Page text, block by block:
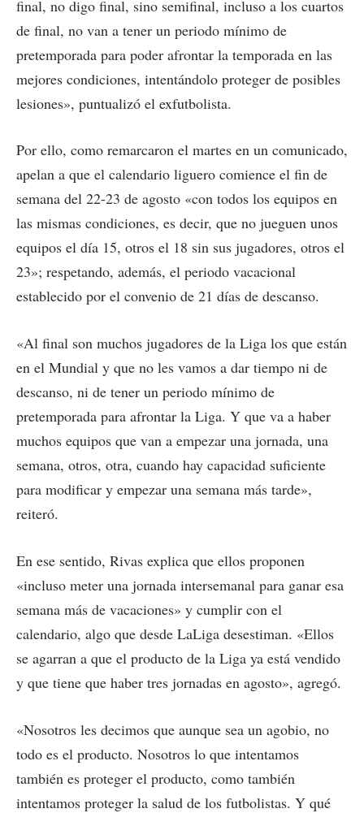
final, no digo final, sino semifinal, incluso a los cuartos
de final, no van a tener un periodo mínimo de
pretemporada para poder afrontar la temporada en las
mejores condiciones, intentándolo proteger de posibles
lesiones», puntualizó el exfutbolista.
Por ello, como remarcaron el martes en un comunicado,
apelan a que el calendario liguero comience el fin de
semana del 22-23 de agosto «con todos los equipos en
las mismas condiciones, es decir, que no jueguen unos
equipos el día 15, otros el 18 sin sus jugadores, otros el
23»; respetando, además, el periodo vacacional
establecido por el convenio de 21 días de descanso.
«Al final son muchos jugadores de la Liga los que están
en el Mundial y que no les vamos a dar tiempo ni de
descanso, ni de tener un periodo mínimo de
pretemporada para afrontar la Liga. Y que va a haber
muchos equipos que van a empezar una jornada, una
semana, otros, otra, cuando hay capacidad suficiente
para modificar y empezar una semana más tarde»,
reiteró.
En ese sentido, Rivas explica que ellos proponen
«incluso meter una jornada intersemanal para ganar esa
semana más de vacaciones» y cumplir con el
calendario, algo que desde LaLiga desestiman. «Ellos
se agarran a que el producto de la Liga ya está vendido
y que tiene que haber tres jornadas en agosto», agregó.
«Nosotros les decimos que aunque sea un agobio, no
todo es el producto. Nosotros lo que intentamos
también es proteger el producto, como también
intentamos proteger la salud de los futbolistas. Y qué